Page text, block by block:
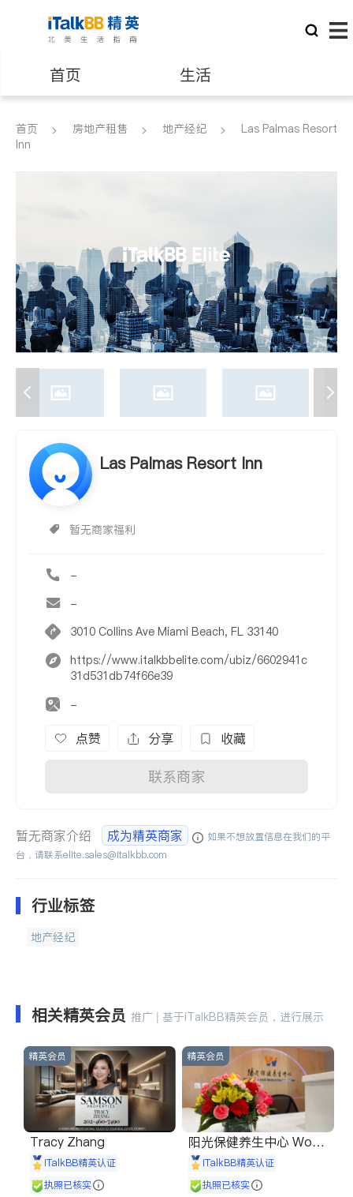
首页 生活
医生 律师
养老 非盈利组织
首页 房地产租售 地产经纪
Las Palmas Resort
Inn
Las Palmas Resort Inn
暂无商家福利
-
-
3010 Collins Ave Miami Beach, FL 33140
https://www.italkbbelite.com/ubiz/6602941c
31d531db74f66e39
-
点赞 分享 收藏
联系商家
暂无商家介绍 成为精英商家
如果不想放置信息在我们的平
台，请联系elite.sales@italkbb.com
行业标签
地产经纪
相关精英会员 推广 | 基于iTalkBB精英会员，进行展示
精英会员
Tracy Zhang
iTalkBB精英认证
执照已核实
精英会员
阳光保健养生中心 World
shine
iTalkBB精英认证
执照已核实